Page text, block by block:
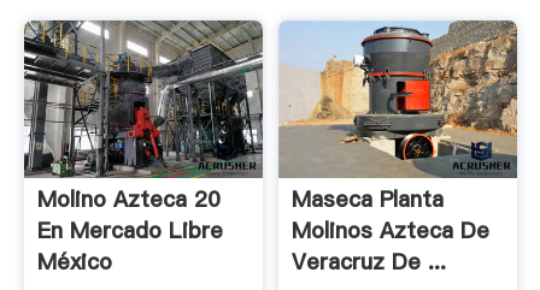
Molino Azteca 20
En Mercado Libre
México
Maseca Planta
Molinos Azteca De
Veracruz De ...